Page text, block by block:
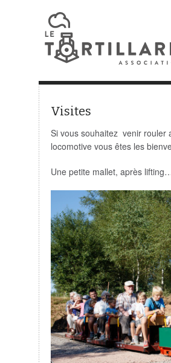
Visites
Si vous souhaitez venir rouler
locomotive vous êtes les
Une petite mallet, après